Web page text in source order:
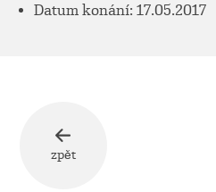
Datum konání: 17.05.2017
zpět